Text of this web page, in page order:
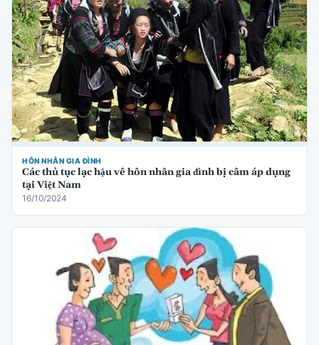
HÔN NHÂN GIA ĐÌNH
Các thủ tục lạc hậu về hôn nhân gia đình bị cấm áp dụng
tại Việt Nam
16/10/2024